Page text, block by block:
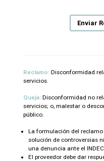
Reclamo:Disconformidad
servicios.
Queja:Disconformidad no
servicios; o, malestar o
público.
La formulación del
solución de controversias
una denuncia ante el
El proveedor debe dar